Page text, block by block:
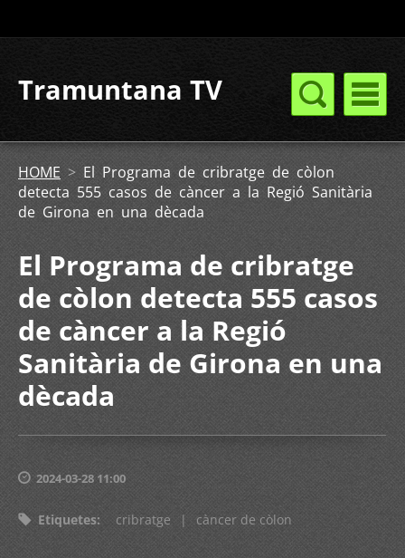
Tramuntana TV
HOME > El Programa de cribratge de còlon
detecta 555 casos de càncer a la Regió Sanitària
de Girona en una dècada
El Programa de cribratge
de còlon detecta 555 casos
de càncer a la Regió
Sanitària de Girona en una
dècada
2024-03-28 11:00
Etiquetes: cribratge | càncer de còlon